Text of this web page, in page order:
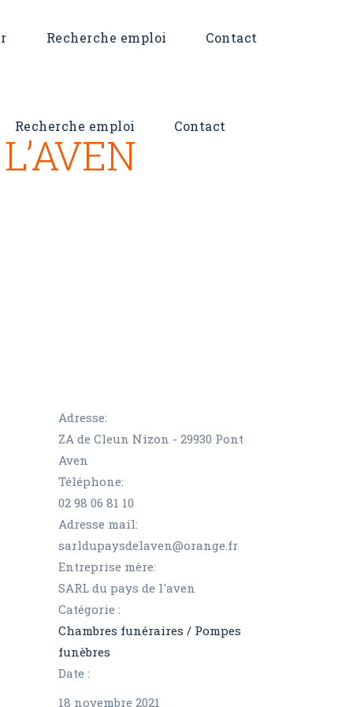
Recherche emploi Contact
Recherche emploi Contact
Adresse:
ZA de Cleun Nizon - 29930 Pont
Aven
Téléphone:
02 98 06 81 10
Adresse mail:
sarldupaysdelaven@orange.fr
Entreprise mère:
SARL du pays de l'aven
Catégorie :
Chambres funéraires / Pompes
funèbres
Date :
18 novembre 2021